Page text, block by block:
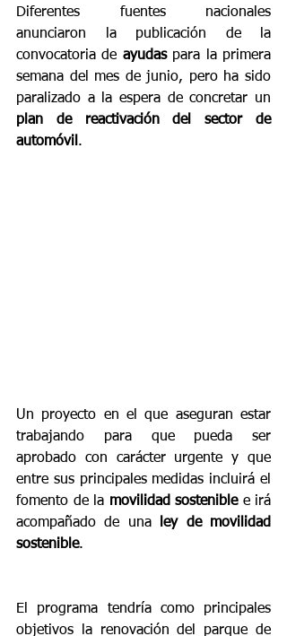
Diferentes fuentes nacionales
anunciaron la publicación de la
convocatoria de ayudas para la primera
semana del mes de junio, pero ha sido
plan de reactivación del sector de
automóvil .
Un proyecto en el que aseguran estar
trabajando para que pueda ser
aprobado con carácter urgente y que
entre sus principales medidas incluirá el
fomento de la movilidad sostenible e irá
acompañado de una
ley de movilidad
sostenible.
El programa tendría como principales
objetivos la renovación del parque de